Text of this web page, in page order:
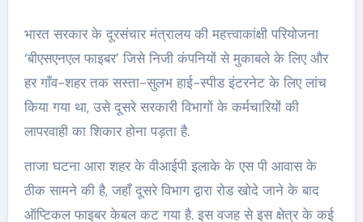
भारत सरकार के दूरसंचार मंत्रालय की महत्त्वाकांक्षी परियोजना
‘बीएसएनएल फाइबर’ जिसे निजी कंपनियों से मुकाबले के लिए और
हर गाँव-शहर तक सस्ता-सुलभ हाई-स्पीड इंटरनेट के लिए लांच
किया गया था, उसे दूसरे सरकारी विभागों के कर्मचारियों की
लापरवाही का शिकार होना पड़ता है.
ताजा घटना आरा शहर के वीआईपी इलाके के एस पी आवास के
ठीक सामने की है, जहाँ दूसरे विभाग द्वारा रोड खोदे जाने के बाद
ऑप्टिकल फाइबर केबल कट गया है. इस वजह से इस क्षेत्र के कई